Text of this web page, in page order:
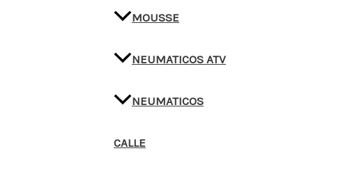
MOUSSE
NEUMATICOS ATV
NEUMATICOS
CALLE